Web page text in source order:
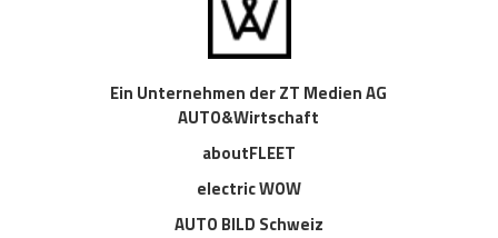
Ein Unternehmen der ZT Medien AG
AUTO&Wirtschaft
aboutFLEET
electric WOW
AUTO BILD Schweiz